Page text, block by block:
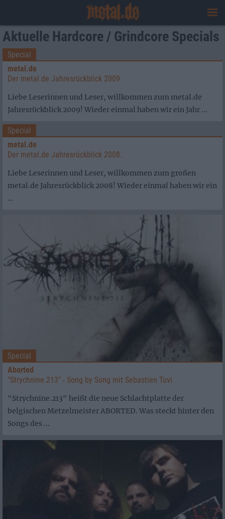
Aktuelle Hardcore / Grindcore Specials
Special
metal.de
Der metal.de Jahresrückblick 2009
Liebe Leserinnen und Leser, willkommen zum metal.de
Jahresrückblick 2009! Wieder einmal haben wir ein Jahr ...
Special
metal.de
Der metal.de Jahresrückblick 2008.
Liebe Leserinnen und Leser, willkommen zum großen
metal.de Jahresrückblick 2008! Wieder einmal haben wir ein
...
Special
Aborted
"Strychnine.213" - Song by Song mit Sebastien Tuvi
"Strychnine.213" heißt die neue Schlachtplatte der
belgischen Metzelmeister ABORTED. Was steckt hinter den
Songs des ...